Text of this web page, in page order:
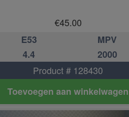
€45.00
E53
MPV
4.4
2000
Product # 128430
Toevoegen aan winkelwagen